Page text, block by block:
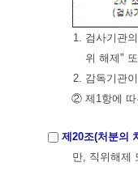
1. 검사기관
위 해제"
2. 감독기관
② 제1항에 따
제20조(처분의
만, 직위해제